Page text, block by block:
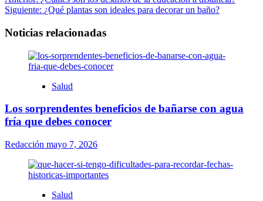
Siguiente: ¿Qué plantas son ideales para decorar un baño?
Noticias relacionadas
Salud
Los sorprendentes beneficios de bañarse con agua
fría que debes conocer
Redacción mayo 7, 2026
Salud